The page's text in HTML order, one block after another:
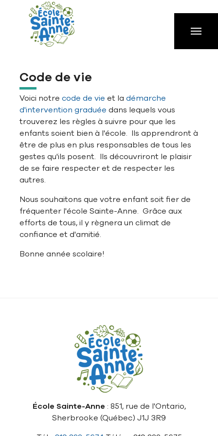
Aller à la navigation principale
Aller au contenu principal
Passer au pied de page
Code de vie
Voici notre code de vie et la démarche
d'intervention graduée dans lequels vous
trouverez les règles à suivre pour que les
enfants soient bien à l'école. Ils apprendront à
être de plus en plus responsables de tous les
gestes qu'ils posent. Ils découvriront le plaisir
de se faire respecter et de respecter les
autres.
Nous souhaitons que votre enfant soit fier de
fréquenter l'école Sainte-Anne. Grâce aux
efforts de tous, il y règnera un climat de
confiance et d'amitié.
Bonne année scolaire!
École Sainte-Anne : 851, rue de l'Ontario,
Sherbrooke (Québec) J1J 3R9